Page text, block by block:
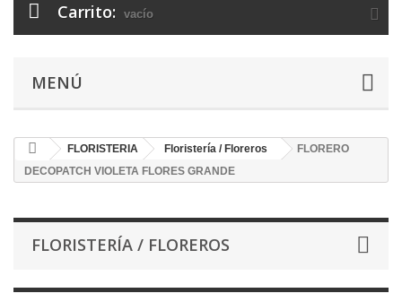
Carrito: vacío
MENÚ
FLORISTERIA Floristería / Floreros
FLORERO
DECOPATCH VIOLETA FLORES GRANDE
FLORISTERÍA / FLOREROS